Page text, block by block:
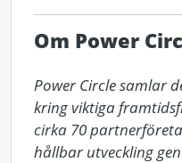
Om Power
Power Circle samlar
kring viktiga
cirka 70
hållbar utveckling